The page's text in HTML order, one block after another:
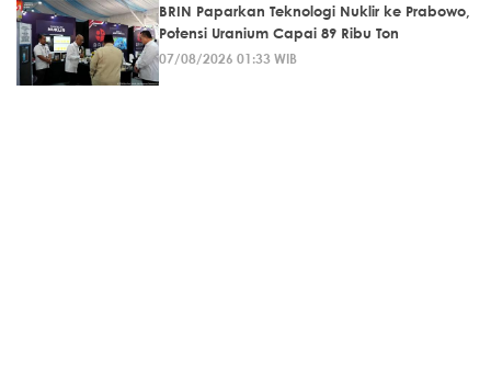
BRIN Paparkan Teknologi Nuklir ke Prabowo,
Potensi Uranium Capai 89 Ribu Ton
07/08/2026 01:33 WIB